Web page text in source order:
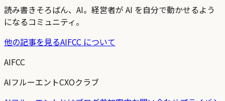
読み書きそろばん、AI。経営者が AI を自分で動かせるよう
になるコミュニティ。
他の記事を見るAIFCC について
AIFCC
AIフルーエントCXOクラブ